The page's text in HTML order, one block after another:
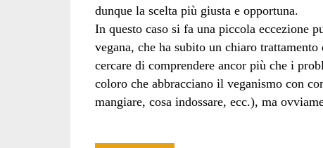
dunque la scelta più giusta e opportuna.
In questo caso si fa una piccola eccezione
vegana, che ha subito un chiaro
cercare di comprendere ancor più che i
coloro che abbracciano il veganismo con
mangiare, cosa indossare, ecc.), ma